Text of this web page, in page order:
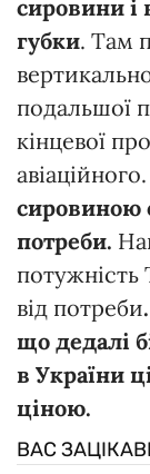
сировини і
губки. Там
подальшої
кінцевої
авіаційного.
сировиною
потреби.
потужність
від потреби
що дедалі
в України
ціною.
ВАС